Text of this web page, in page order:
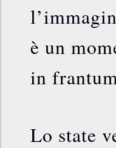
è un
in
Lo state